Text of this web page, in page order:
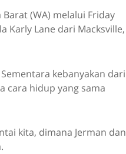
(WA) melalui Friday
Karly Lane dari Macksville,
kebanyakan dari
cara hidup yang sama
kita, dimana Jerman dan